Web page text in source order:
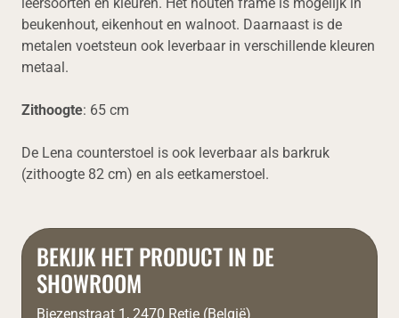
leersoorten en kleuren. Het houten frame is mogelijk in
beukenhout, eikenhout en walnoot. Daarnaast is de
metalen voetsteun ook leverbaar in verschillende kleuren
metaal.
Zithoogte: 65 cm
De Lena counterstoel is ook leverbaar als barkruk
(zithoogte 82 cm) en als eetkamerstoel.
BEKIJK HET PRODUCT IN DE
SHOWROOM
Biezenstraat 1, 2470 Retie (België)